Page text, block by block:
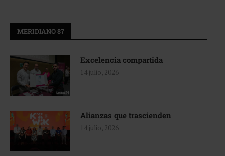
MERIDIANO 87
Excelencia compartida
14 julio, 2026
Alianzas que trascienden
14 julio, 2026